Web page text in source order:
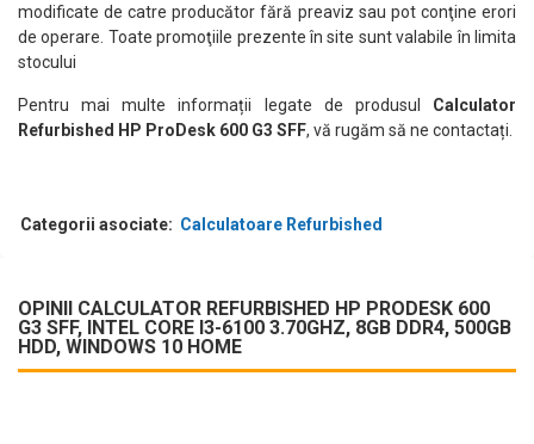
modificate de catre producător fără preaviz sau pot conţine erori
de operare. Toate promoţiile prezente în site sunt valabile în limita
stocului
Pentru mai multe informații legate de produsul Calculator
Refurbished HP ProDesk 600 G3 SFF, vă rugăm să ne contactați.
Categorii asociate: Calculatoare Refurbished
OPINII CALCULATOR REFURBISHED HP PRODESK 600
G3 SFF, INTEL CORE I3-6100 3.70GHZ, 8GB DDR4, 500GB
HDD, WINDOWS 10 HOME